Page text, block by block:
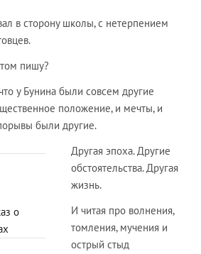
в сторону школы, с нетерпением
пишу?
у Бунина были совсем другие
положение, и мечты, и
были другие.
о
Другая эпоха. Другие
обстоятельства. Другая
жизнь.
И читая про волнения,
томления, мучения и
острый стыд